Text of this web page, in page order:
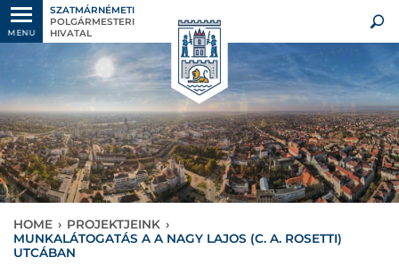
MENU
SZATMÁRNÉMETI
POLGÁRMESTERI
HIVATAL
HOME › PROJEKTJEINK ›
MUNKALÁTOGATÁS A A NAGY LAJOS (C. A. ROSETTI)
UTCÁBAN